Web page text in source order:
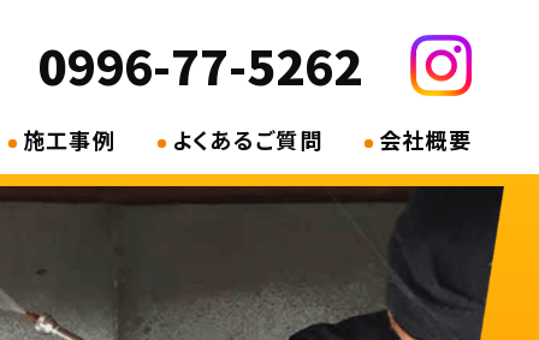
0996-77-5262
施工事例 よくあるご質問 会社概要